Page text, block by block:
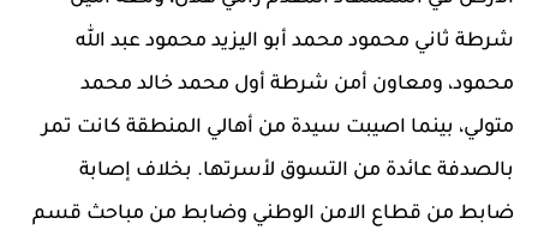
شرطة ثاني محمود محمد أبو اليزيد محمود عبد ﷲ
محمود، ومعاون أمن شرطة أول محمد خالد محمد
متولي، بينما اصيبت سيدة من أهالي المنطقة كانت تمر
بالصدفة عائدة من التسوق لأسرتها. بخلاف إصابة
ضابط من قطاع الامن الوطني وضابط من مباحث قسم